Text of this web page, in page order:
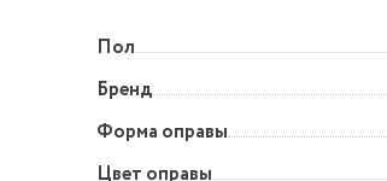
Пол
Бренд
Форма оправы
Цвет оправы